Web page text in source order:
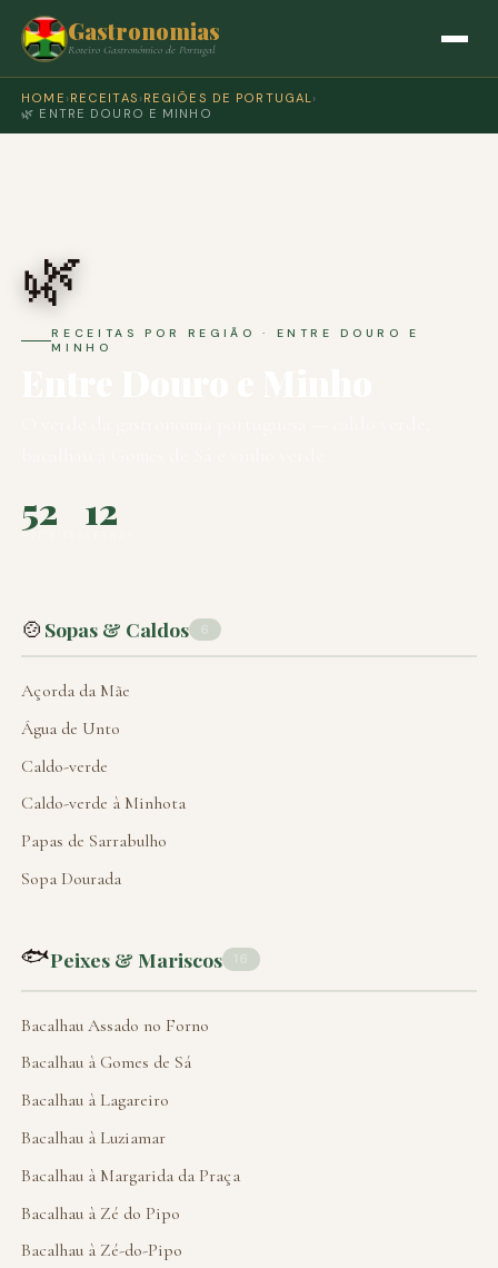
Gastronomias
Roteiro Gastronómico de Portugal
HOME › RECEITAS › REGIÕES DE PORTUGAL›
🌿 ENTRE DOURO E MINHO
🌿
RECEITAS POR REGIÃO · ENTRE DOURO E
MINHO
52 12
🍲 Sopas & Caldos
Açorda da Mãe
Água de Unto
Caldo-verde
Caldo-verde à Minhota
Papas de Sarrabulho
Sopa Dourada
🐟Peixes & Mariscos
Bacalhau Assado no Forno
Bacalhau à Gomes de Sá
Bacalhau à Lagareiro
Bacalhau à Luziamar
Bacalhau à Margarida da Praça
Bacalhau à Zé do Pipo
Bacalhau à Zé-do-Pipo